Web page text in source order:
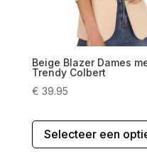
Beige Blazer Dames
Trendy Colbert
€ 39.95
Selecteer een